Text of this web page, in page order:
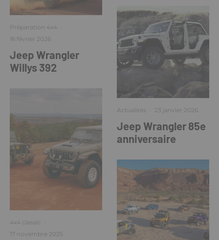
Préparation 4x4 ·
16 février 2026
Jeep Wrangler
Willys 392
4x4 classic ·
17 novembre 2025
Actualités · 23 janvier 2026
Jeep Wrangler 85e
anniversaire